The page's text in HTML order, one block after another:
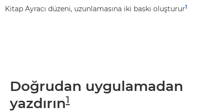
Kitap Ayracı düzeni, uzunlamasına iki baskı oluşturur1
Doğrudan uygulamadan
yazdırın1